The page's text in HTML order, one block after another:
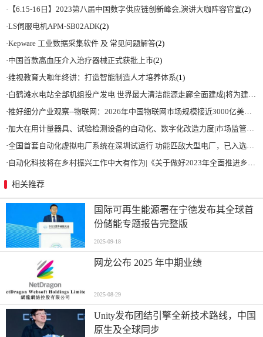
· 【6.15-16日】2023第八届中国数字供应链创新峰会,演讲大咖阵容官宣(2)
·LS伺服电机APM-SB02ADK(2)
·Kepware 工业数据采集软件 及 常见问题解答(2)
·中国首款高血压介入治疗器械正式获批上市(2)
·维视教育大咖年终讲：打造智能制造人才培养体系(1)
·白鹤滩水电站全部机组投产发电 世界最大清洁能源走廊全面建成|将为建设新型能源体系、保障国家能源安全、实现“双碳”目标提供有力支撑
·推好细分产业观察--物联网：2026年中国物联网市场规模接近3000亿美元 智慧工厂、智慧城市、智慧电网等将占60%以上
·加大在用计量器具、试验检测设备的自动化、数字化改造力度|市场监管总局 工业和信息化部 关于促进企业计量能力提升的指导意见
·全国首套自动化虚拟电厂系统在深圳试运行 功能匹敌大型电厂，已入选国际典型案例
· 自动化科技将在乡村振兴工作中大有作为|《关于做好2023年全面推进乡村振兴重点工作的意见》发布
相关推荐
国际可再生能源署在宁德发布其全球首
份储能专题报告完整版
2025-09-18
网龙公布 2025 年中期业绩
2025-08-29
Unity发布团结引擎全新技术路线，中国
原生及全球同步